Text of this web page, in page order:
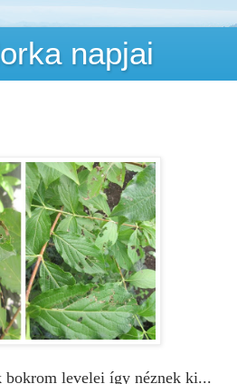
napjai
levelei így néznek ki...